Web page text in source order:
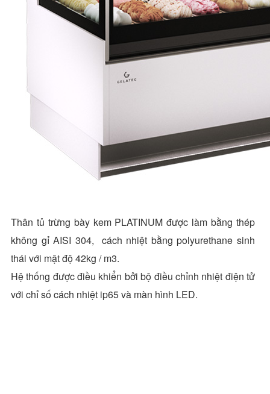
Thân tủ trừng bày kem PLATINUM được làm bằng thép
không gỉ AISI 304, cách nhiệt bằng polyurethane sinh
thái với mật độ 42kg / m3.
Hệ thống được điều khiển bởi bộ điều chỉnh nhiệt điện tử
với chỉ số cách nhiệt ip65 và màn hình LED.